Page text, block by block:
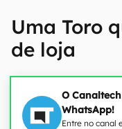
Uma Toro
de loja
O
WhatsApp!
Entre no canal